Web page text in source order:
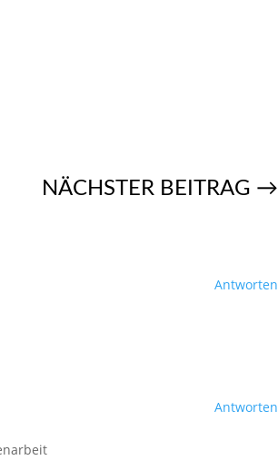
NÄCHSTER BEITRAG →
Antworten
Antworten